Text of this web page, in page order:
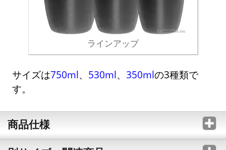
ラインアップ
サイズは750ml、 530ml、350mlの3種類で
す。
商品仕様